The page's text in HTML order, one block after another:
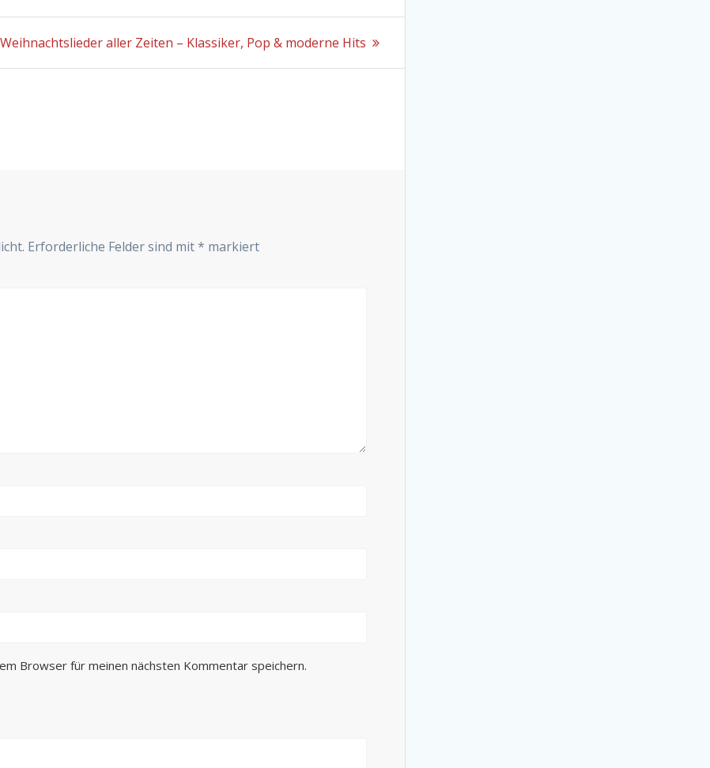
aller Zeiten – Klassiker, Pop & moderne Hits
Erforderliche Felder sind mit* markiert
Browser für meinen nächsten Kommentar speichern.